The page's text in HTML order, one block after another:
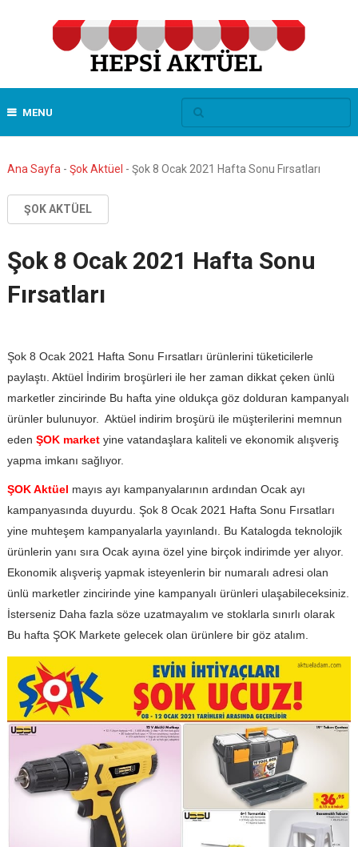
MENU
Ana Sayfa - Şok Aktüel - Şok 8 Ocak 2021 Hafta Sonu Fırsatları
ŞOK AKTÜEL
Şok 8 Ocak 2021 Hafta Sonu
Fırsatları
Şok 8 Ocak 2021 Hafta Sonu Fırsatları ürünlerini tüketicilerle
paylaştı. Aktüel İndirim broşürleri ile her zaman dikkat çeken ünlü
marketler zincirinde Bu hafta yine oldukça göz dolduran kampanyalı
ürünler bulunuyor. Aktüel indirim broşürü ile müşterilerini memnun
eden ŞOK marketyine vatandaşlara kaliteli ve ekonomik alışveriş
yapma imkanı sağlıyor.
ŞOK Aktüel mayıs ayı kampanyalarının ardından Ocak ayı
kampanyasında duyurdu. Şok 8 Ocak 2021 Hafta Sonu Fırsatları
yine muhteşem kampanyalarla yayınlandı. Bu Katalogda teknolojik
ürünlerin yanı sıra Ocak ayına özel yine birçok indirimde yer alıyor.
Ekonomik alışveriş yapmak isteyenlerin bir numaralı adresi olan
ünlü marketler zincirinde yine kampanyalı ürünleri ulaşabileceksiniz.
İsterseniz Daha fazla söze uzatmayalım ve stoklarla sınırlı olarak
Bu hafta ŞOK Markete gelecek olan ürünlere bir göz atalım.